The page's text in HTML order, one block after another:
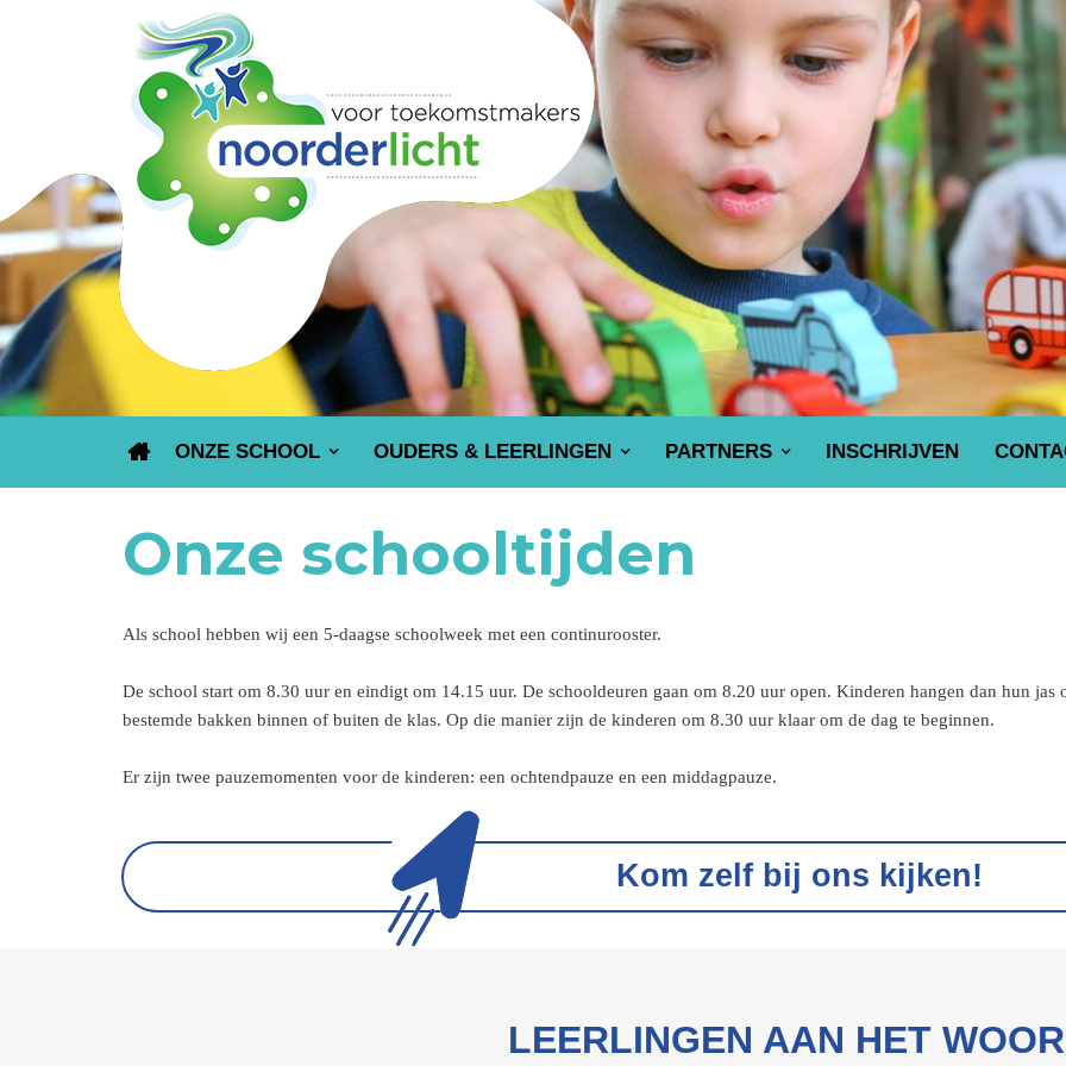
ONZE SCHOOL OUDERS & LEERLINGEN PARTNERS INSCHRIJVEN
Onze schooltijden
Als school hebben wij een 5-daagse schoolweek met een continurooster.
De school start om 8.30 uur en eindigt om 14.15 uur. De schooldeuren gaan om 8.20 uur open. Kinderen hangen dan hun jas
bestemde bakken binnen of buiten de klas. Op die manier zijn de kinderen om 8.30 uur klaar om de dag te beginnen.
Er zijn twee pauzemomenten voor de kinderen: een ochtendpauze en een middagpauze.
Kom zelf bij ons kijken!
LEERLINGEN AAN HET